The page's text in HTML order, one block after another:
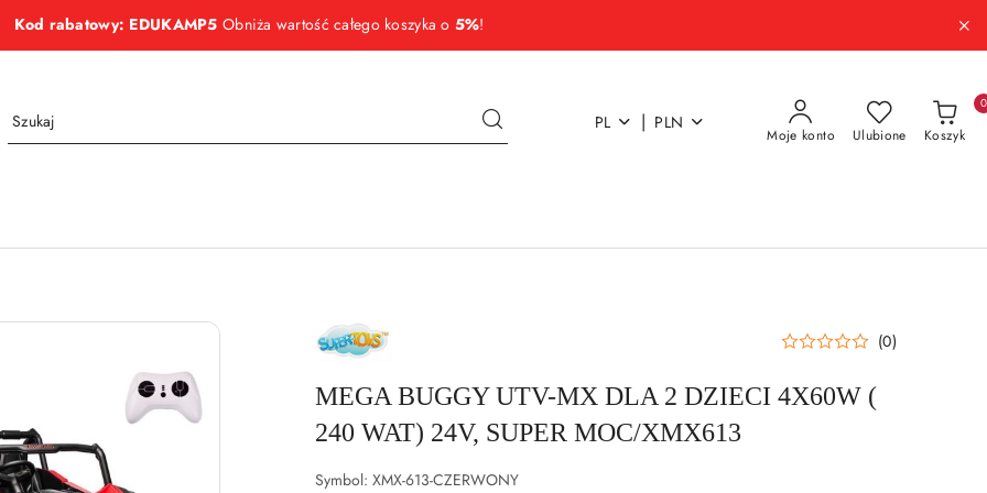
Kod rabatowy: EDUKAMP5 Obniża wartość całego koszyka o 5%!
PL | PLN
Moje konto Ulubione Koszyk
0
NAZWA
PRODUCENTA:
SUPER-
(0)
MEGA BUGGY UTV-MX DLA 2 DZIECI 4X60W (
240 WAT) 24V, SUPER MOC/XMX613
Symbol: XMX-613-CZERWONY